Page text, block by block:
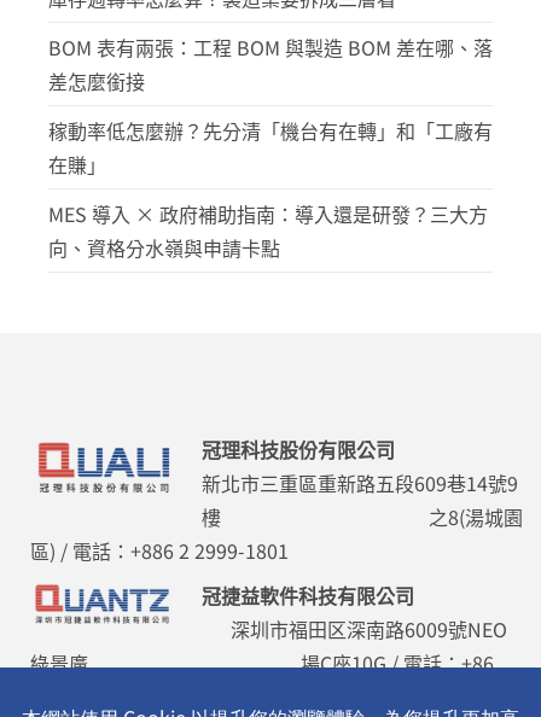
BOM 表有兩張：工程 BOM 與製造 BOM 差在哪、落
差怎麼銜接
稼動率低怎麼辦？先分清「機台有在轉」和「工廠有
在賺」
MES 導入 × 政府補助指南：導入還是研發？三大方
向、資格分水嶺與申請卡點
冠理科技股份有限公司
新北市三重區重新路五段609巷14號9
樓 之8(湯城園
區) / 電話：+886 2 2999-1801
冠捷益軟件科技有限公司
深圳市福田区深南路6009號NEO
綠景廣 場C座10G / 電話：+86